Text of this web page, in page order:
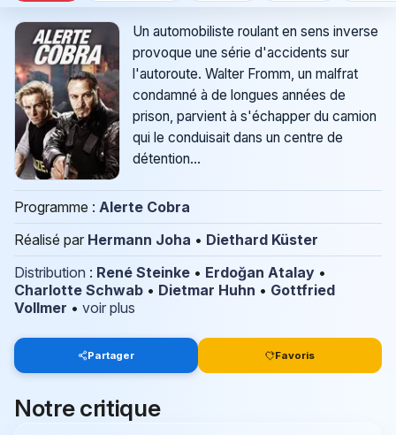
Un automobiliste roulant en sens inverse
provoque une série d'accidents sur
l'autoroute. Walter Fromm, un malfrat
condamné à de longues années de
prison, parvient à s'échapper du camion
qui le conduisait dans un centre de
détention...
Programme : Alerte Cobra
Réalisé par Hermann Joha • Diethard Küster
Distribution : René Steinke • Erdoğan Atalay •
Charlotte Schwab • Dietmar Huhn • Gottfried
Vollmer • voir plus
Partager Favoris
Notre critique